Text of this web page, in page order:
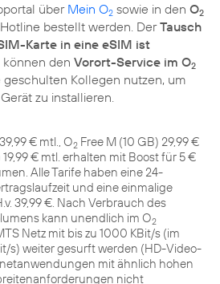
über Mein O2 sowie in den O2
bestellt werden. DerTausch
Karte in eine eSIM ist
können den Vorort-Service im O2
Kollegen nutzen, um
zu installieren.
€ mtl., O2 Free M (10 GB) 29,99 €
19,99 € mtl. erhalten mit Boost für 5 €
Alle Tarife haben eine 24-
und eine einmalige
39,99 €. Nach Verbrauch des
kann unendlich im O2
Netz mit bis zu 1000 KBit/s (im
s) weiter gesurft werden (HD-Video-
mit ähnlich hohen
nicht